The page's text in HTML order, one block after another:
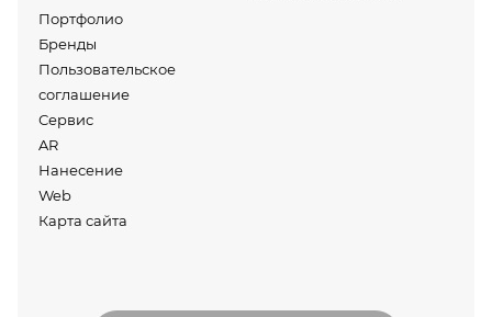
Портфолио
Бренды
Пользовательское
соглашение
Сервис
AR
Нанесение
Web
Карта сайта